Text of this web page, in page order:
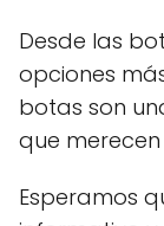
Desde las
opciones
botas son
que
Esperamos